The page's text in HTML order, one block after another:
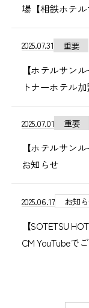
場【相鉄ホテル
2025.07.31 重要
【ホテルサン
トナーホテル
2025.07.01 重要
【ホテルサン
お知らせ
2025.06.17 お知
【SOTETSU
CM YouTubeで